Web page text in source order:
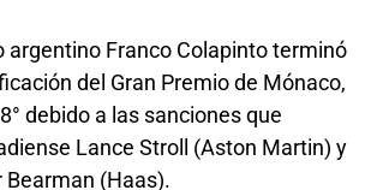
argentino Franco Colapinto terminó
del Gran Premio de Mónaco,
debido a las sanciones que
Lance Stroll (Aston Martin) y
Bearman (Haas).